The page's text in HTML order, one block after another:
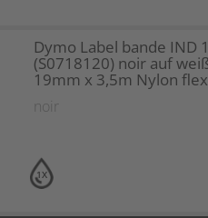
1X
Dymo Label bande IND
(S0718120) noir auf
19mm x 3,5m Nylon
noir